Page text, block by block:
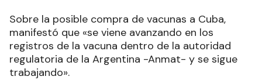
Sobre la posible compra de vacunas a Cuba,
manifestó que «se viene avanzando en los
registros de la vacuna dentro de la autoridad
regulatoria de la Argentina -Anmat- y se sigue
trabajando».